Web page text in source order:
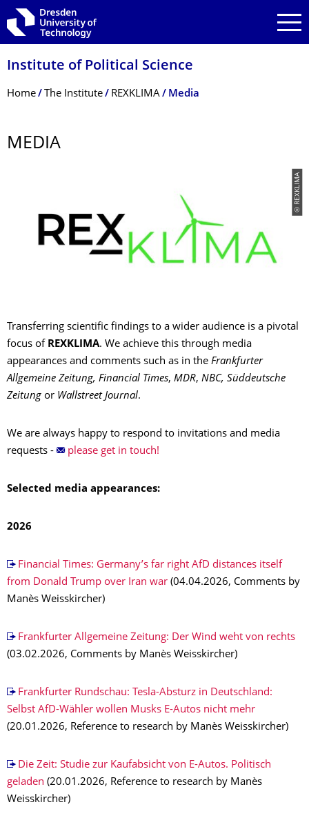
Skip to main navigation
Skip to search
Skip to content
Institute of Political Science
Breadcrumb Menu
Home The Institute REXKLIMA Media
MEDIA
© REXKLIMA
Transferring scientific findings to a wider audience is a pivotal
focus of REXKLIMA. We achieve this through media
appearances and comments such as in the Frankfurter
Allgemeine Zeitung, Financial Times, MDR, NBC, Süddeutsche
Zeitung or Wallstreet Journal.
We are always happy to respond to invitations and media
requests -
please get in touch!
Selected media appearances:
2026
Financial Times: Germany’s far right AfD distances itself
from Donald Trump over Iran war (04.04.2026, Comments by
Manès Weisskircher)
Frankfurter Allgemeine Zeitung: Der Wind weht von rechts
(03.02.2026, Comments by Manès Weisskircher)
Frankfurter Rundschau: Tesla-Absturz in Deutschland:
Selbst AfD-Wähler wollen Musks E-Autos nicht mehr
(20.01.2026, Reference to research by Manès Weisskircher)
Die Zeit: Studie zur Kaufabsicht von E-Autos. Politisch
geladen (20.01.2026, Reference to research by Manès
Weisskircher)